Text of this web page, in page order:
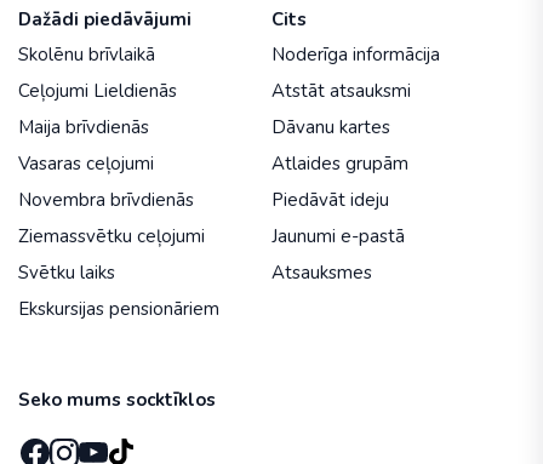
Dažādi piedāvājumi
Skolēnu brīvlaikā
Ceļojumi Lieldienās
Maija brīvdienās
Vasaras ceļojumi
Novembra brīvdienās
Ziemassvētku ceļojumi
Svētku laiks
Ekskursijas pensionāriem
Cits
Noderīga informācija
Atstāt atsauksmi
Dāvanu kartes
Atlaides grupām
Piedāvāt ideju
Jaunumi e-pastā
Atsauksmes
Seko mums socktīklos